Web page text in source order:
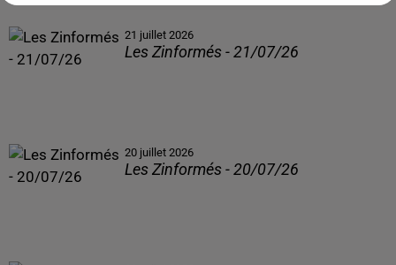
21 juillet 2026
Les Zinformés - 21/07/26
20 juillet 2026
Les Zinformés - 20/07/26